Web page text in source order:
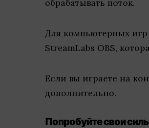
обрабатывать поток.
Для компьютерных игр
StreamLabs OBS,
Если вы играете на
дополнительно.
Попробуйте свои